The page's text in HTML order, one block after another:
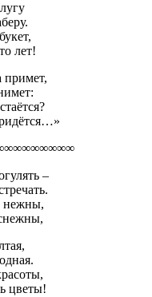
лет!
–
нежны,
цветы!